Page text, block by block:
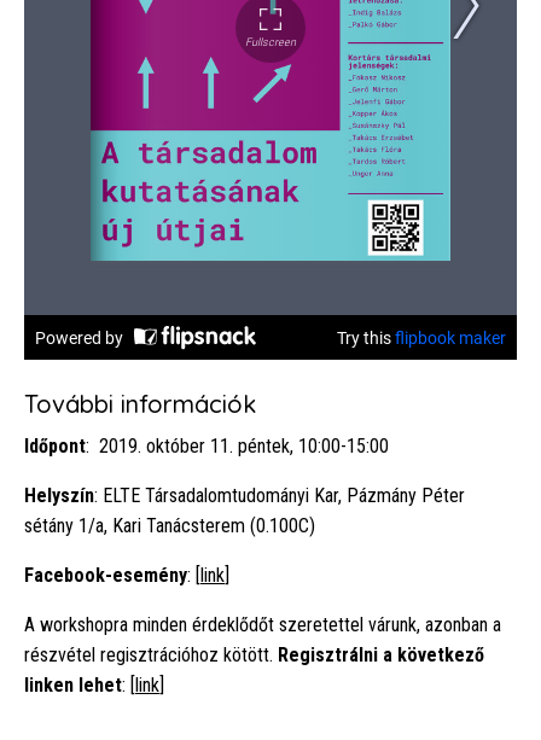
További információk
Időpont: 2019. október 11. péntek, 10:00-15:00
Helyszín: ELTE Társadalomtudományi Kar, Pázmány Péter
sétány 1/a, Kari Tanácsterem (0.100C)
Facebook-esemény: [ link
A workshopra minden érdeklődőt szeretettel várunk, azonban a
részvétel regisztrációhoz kötött. Regisztrálni a következő
linken lehet: [ link